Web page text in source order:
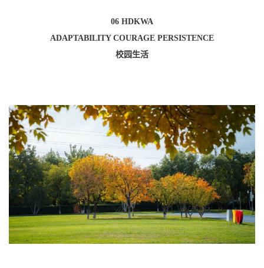
06 HDKWA
ADAPTABILITY COURAGE PERSISTENCE
校园生活